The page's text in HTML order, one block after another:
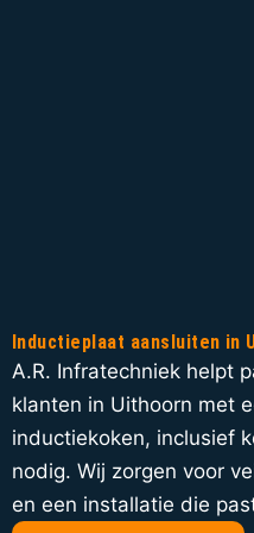
Inductieplaat aansluiten in
A.R. Infratechniek helpt
klanten in Uithoorn met
inductiekoken, inclusief
nodig. Wij zorgen voor
en een installatie die